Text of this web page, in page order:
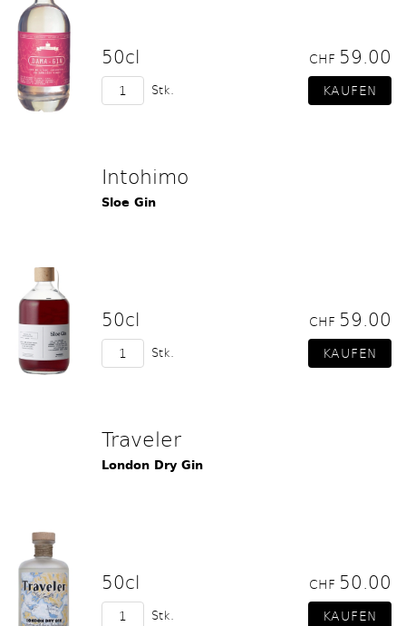
50cl CHF 59.00
Stk.
Intohimo
Sloe Gin
50cl CHF 59.00
Stk.
Traveler
London Dry Gin
50cl CHF 50.00
Stk.